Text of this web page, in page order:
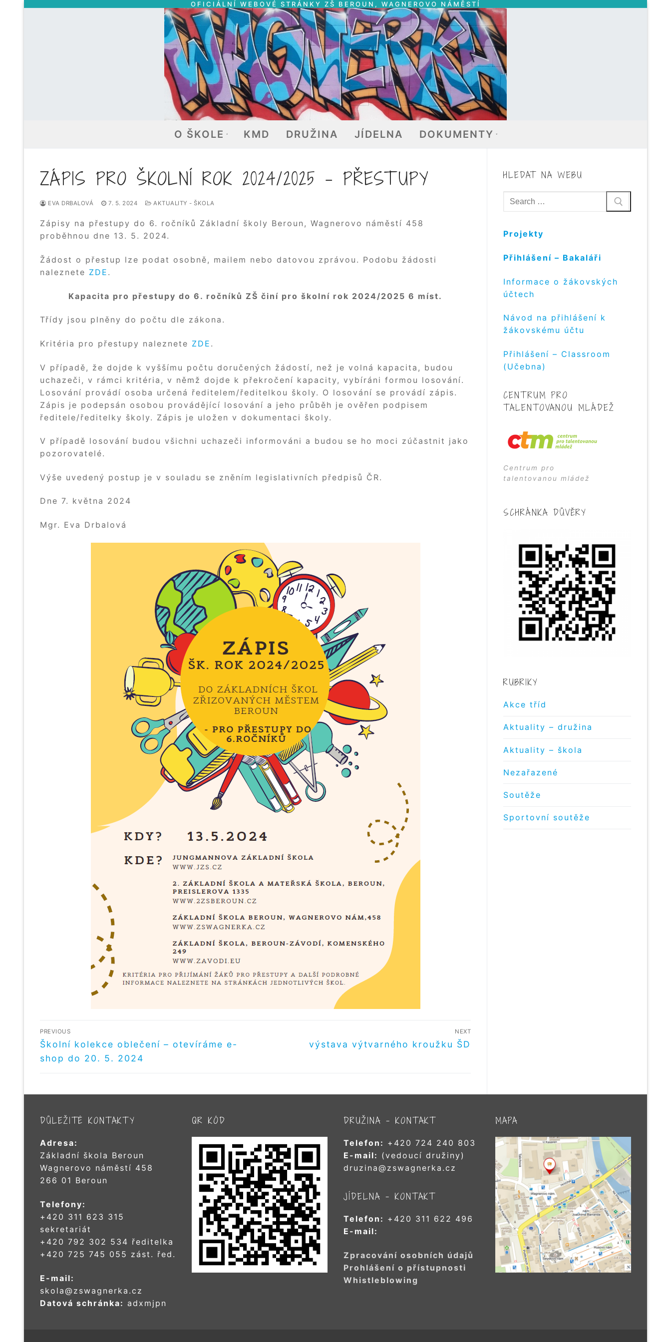
Přeskočit
OFICIÁLNÍ WEBOVÉ STRÁNKY ZŠ BEROUN, WAGNEROVO NÁMĚSTÍ
O ŠKOLE KMD DRUŽINA JÍDELNA DOKUMENTY
ZÁPIS PRO ŠKOLNÍ ROK 2024/2025 – PŘESTUPY
EVA DRBALOVÁ 7. 5. 2024 AKTUALITY - ŠKOLA
Zápisy na přestupy do 6. ročníků Základní školy Beroun, Wagnerovo náměstí 458
proběhnou dne 13. 5. 2024.
Žádost o přestup lze podat osobně, mailem nebo datovou zprávou. Podobu žádosti
naleznete ZDE .
Kapacita pro přestupy do 6. ročníků ZŠ činí pro školní rok 2024/2025 6 míst.
Třídy jsou plněny do počtu dle zákona.
Kritéria pro přestupy naleznete ZDE .
V případě, že dojde k vyššímu počtu doručených žádostí, než je volná kapacita, budou
uchazeči, v rámci kritéria, v němž dojde k překročení kapacity, vybíráni formou losování.
Losování provádí osoba určená ředitelem/ředitelkou školy. O losování se provádí zápis.
Zápis je podepsán osobou provádějící losování a jeho průběh je ověřen podpisem
ředitele/ředitelky školy. Zápis je uložen v dokumentaci školy.
V případě losování budou všichni uchazeči informováni a budou se ho moci zúčastnit jako
pozorovatelé.
Výše uvedený postup je v souladu se zněním legislativních předpisů ČR.
Dne 7. května 2024
Mgr. Eva Drbalová
NAVIGACE
PRO
PŘÍSPĚVEK
PREVIOUS
Předchozí
příspěvek
Školní kolekce oblečení – otevíráme e-
shop do 20. 5. 2024
NEXT
Další
výstava výtvarného kroužku ŠD
HLEDAT NA WEBU
Hledat:
Projekty
Přihlášení – Bakaláři
Informace o žákovských
účtech
Návod na přihlášení k
žákovskému účtu
Přihlášení – Classroom
(Učebna)
CENTRUM PRO
TALENTOVANOU MLÁDEŽ
Centrum pro
talentovanou mládež
SCHRÁNKA DŮVĚRY
RUBRIKY
Akce tříd
Aktuality – družina
Aktuality – škola
Nezařazené
Soutěže
Sportovní soutěže
DŮLEŽITÉ KONTAKTY
Adresa:
Základní škola Beroun
Wagnerovo náměstí 458
266 01 Beroun
Telefony:
+420 311 623 315
sekretariát
+420 792 302 534 ředitelka
+420 725 745 055 zást. řed.
E-mail:
skola@zswagnerka.cz
Datová schránka: adxmjpn
QR KÓD DRUŽINA – KONTAKT
Telefon: +420 724 240 803
E-mail: (vedoucí družiny)
druzina@zswagnerka.cz
JÍDELNA – KONTAKT
Telefon: +420 311 622 496
E-mail:
Zpracování osobních údajů
Prohlášení o přístupnosti
Whistleblowing
MAPA